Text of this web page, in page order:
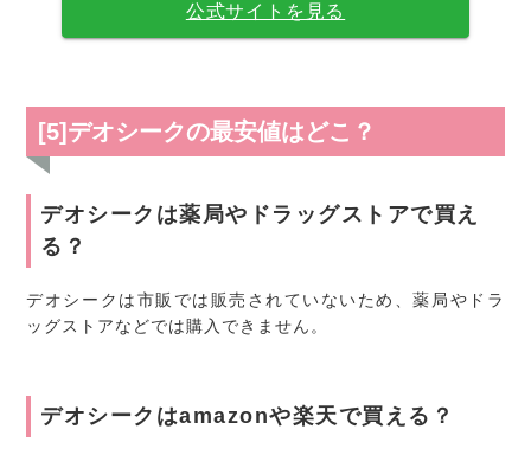
公式サイトを見る
[5]デオシークの最安値はどこ？
デオシークは薬局やドラッグストアで買え
る？
デオシークは市販では販売されていないため、薬局やドラ
ッグストアなどでは購入できません。
デオシークはamazonや楽天で買える？